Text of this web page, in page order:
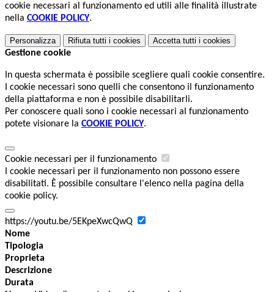
cookie necessari al funzionamento ed utili alle finalità illustrate
nella COOKIE POLICY.
Personalizza Rifiuta tutti i cookies Accetta tutti i cookies
Gestione cookie
In questa schermata è possibile scegliere quali cookie consentire.
I cookie necessari sono quelli che consentono il funzionamento
della piattaforma e non è possibile disabilitarli.
Per conoscere quali sono i cookie necessari al funzionamento
potete visionare la COOKIE POLICY.
Cookie necessari per il funzionamento
I cookie necessari per il funzionamento non possono essere
disabilitati. È possibile consultare l'elenco nella pagina della
cookie policy.
https://youtu.be/5EKpeXwcQwQ
Nome
Tipologia
Proprieta
Descrizione
Durata